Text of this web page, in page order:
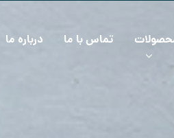
تماس با ما درباره ما